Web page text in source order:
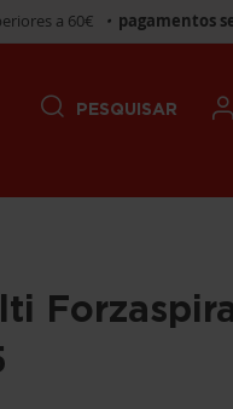
a 60€ • pagamentos
PESQUISAR